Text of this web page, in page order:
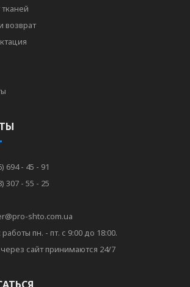
тканей
возврат
694 - 45 - 91
307 - 55 - 25
shto.com.ua
пн. - пт. с 9:00 до 18:00.
сайт принимаются 24/7